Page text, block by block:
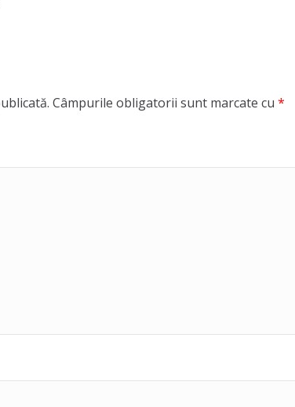
Câmpurile obligatorii sunt marcate cu *